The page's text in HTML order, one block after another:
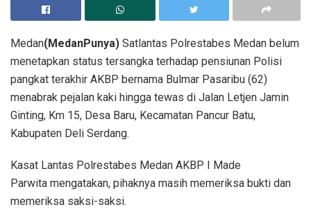
Medan(MedanPunya) Satlantas Polrestabes Medan belum
menetapkan status tersangka terhadap pensiunan Polisi
pangkat terakhir AKBP bernama Bulmar Pasaribu (62)
menabrak pejalan kaki hingga tewas di Jalan Letjen Jamin
Ginting, Km 15, Desa Baru, Kecamatan Pancur Batu,
Kabupaten Deli Serdang.
Kasat Lantas Polrestabes Medan AKBP I Made
Parwita mengatakan, pihaknya masih memeriksa bukti dan
memeriksa saksi-saksi.